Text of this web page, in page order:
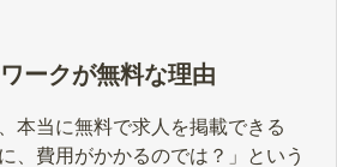
ークが無料な理由
本当に無料で求人を掲載できる
、費用がかかるのでは？」という